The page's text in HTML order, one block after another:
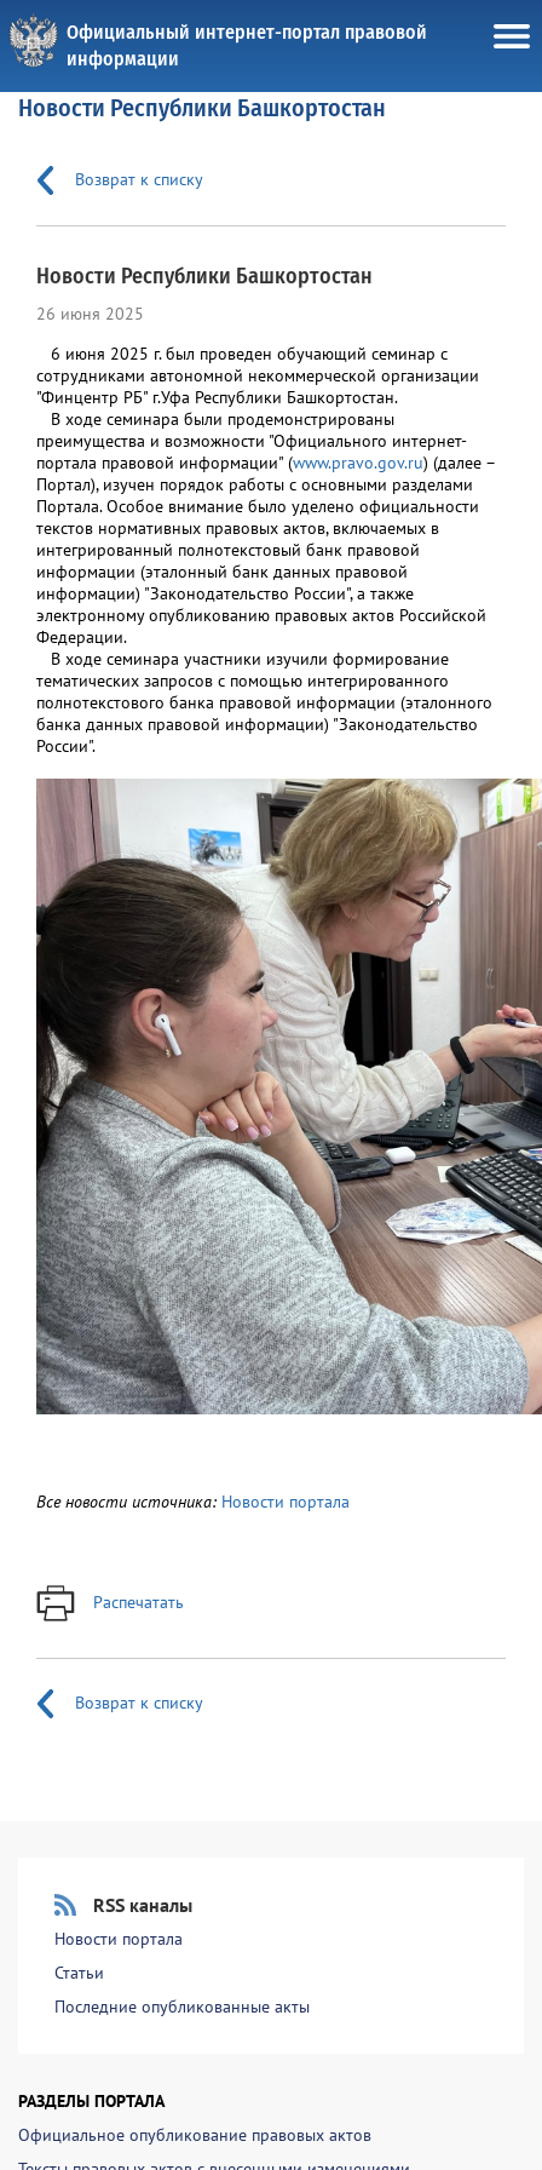
Официальный интернет-портал правовой
информации
Новости Республики Башкортостан
Возврат к списку
Новости Республики Башкортостан
26 июня 2025
6 июня 2025 г. был проведен обучающий семинар с
сотрудниками автономной некоммерческой организации
"Финцентр РБ" г.Уфа Республики Башкортостан.
В ходе семинара были продемонстрированы
преимущества и возможности "Официального интернет-
портала правовой информации" (www.pravo.gov.ru) (далее –
Портал), изучен порядок работы с основными разделами
Портала. Особое внимание было уделено официальности
текстов нормативных правовых актов, включаемых в
интегрированный полнотекстовый банк правовой
информации (эталонный банк данных правовой
информации) "Законодательство России", а также
электронному опубликованию правовых актов Российской
Федерации.
В ходе семинара участники изучили формирование
тематических запросов с помощью интегрированного
полнотекстового банка правовой информации (эталонного
банка данных правовой информации) "Законодательство
России".
Все новости источника: Новости портала
Распечатать
Возврат к списку
RSS каналы
Новости портала
Статьи
Последние опубликованные акты
РАЗДЕЛЫ ПОРТАЛА
Официальное опубликование правовых актов